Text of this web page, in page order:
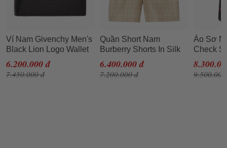
Ví Nam Givenchy Men's
Black Lion Logo Wallet
Màu Đen
6.200.000 đ
7.450.000 đ
Quần Short Nam
Burberry Shorts In Silk
Twill Màu Be Size S
6.400.000 đ
7.200.000 đ
Áo Sơ
Check
Short
Navy